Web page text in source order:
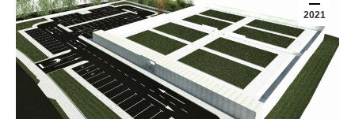
2021